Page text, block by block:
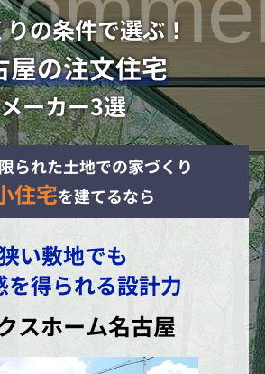
の条件で選ぶ！
屋の注文住宅
メーカー3選
られた土地での家づくり
住宅を建てるなら
い敷地でも
を得られる設計力
スホーム名古屋